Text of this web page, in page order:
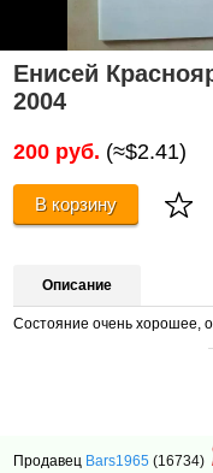
Енисей
2004
200 руб. (≈$2.41)
В корзину
Описание
Состояние очень хорошее,
Продавец Bars1965 (16734)